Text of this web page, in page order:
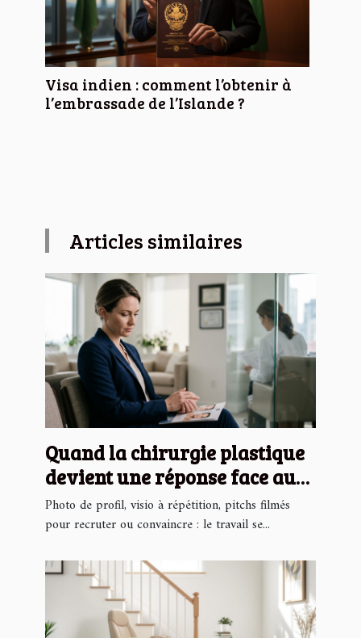
Visa indien : comment l’obtenir à
l’embrassade de l’Islande ?
Articles similaires
Quand la chirurgie plastique
devient une réponse face au
regard professionnel
Photo de profil, visio à répétition, pitchs filmés
pour recruter ou convaincre : le travail se...